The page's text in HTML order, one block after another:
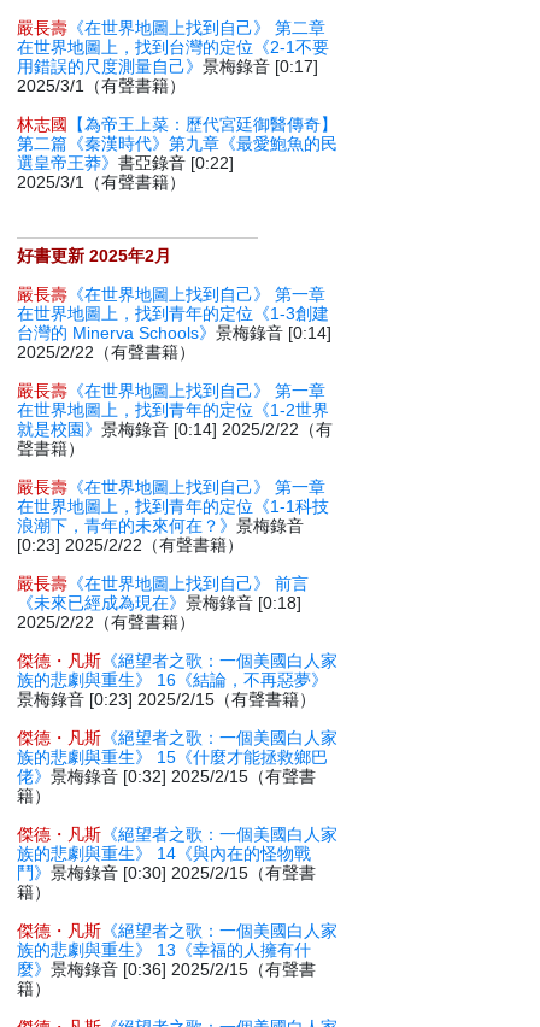
嚴長壽 《在世界地圖上找到自己》 第二章
在世界地圖上，找到台灣的定位《2-1不要
用錯誤的尺度測量自己》景梅錄音 [0:17]
2025/3/1（有聲書籍）
林志國
【為帝王上菜：歷代宮廷御醫傳奇】
第二篇《秦漢時代》第九章《最愛鮑魚的民
選皇帝王莽》書亞錄音 [0:22]
2025/3/1（有聲書籍）
好書更新 2025年2月
嚴長壽 《在世界地圖上找到自己》 第一章
在世界地圖上，找到青年的定位《1-3創建
台灣的 Minerva Schools》景梅錄音 [0:14]
2025/2/22（有聲書籍）
嚴長壽 《在世界地圖上找到自己》 第一章
在世界地圖上，找到青年的定位《1-2世界
就是校園》景梅錄音 [0:14] 2025/2/22（有
聲書籍）
嚴長壽 《在世界地圖上找到自己》 第一章
在世界地圖上，找到青年的定位《1-1科技
浪潮下，青年的未來何在？》景梅錄音
[0:23] 2025/2/22（有聲書籍）
嚴長壽 《在世界地圖上找到自己》 前言
《未來已經成為現在》景梅錄音 [0:18]
2025/2/22（有聲書籍）
傑德・凡斯 《絕望者之歌：一個美國白人家
族的悲劇與重生》 16《結論，不再惡夢》
景梅錄音 [0:23] 2025/2/15（有聲書籍）
傑德・凡斯 《絕望者之歌：一個美國白人家
族的悲劇與重生》 15《什麼才能拯救鄉巴
佬》景梅錄音 [0:32] 2025/2/15（有聲書
籍）
傑德・凡斯 《絕望者之歌：一個美國白人家
族的悲劇與重生》 14《與內在的怪物戰
鬥》景梅錄音 [0:30] 2025/2/15（有聲書
籍）
傑德・凡斯 《絕望者之歌：一個美國白人家
族的悲劇與重生》 13《幸福的人擁有什
麼》景梅錄音 [0:36] 2025/2/15（有聲書
籍）